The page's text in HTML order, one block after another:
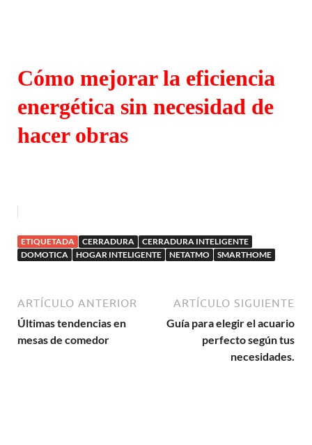
Cómo mejorar la eficiencia
energética sin necesidad de
hacer obras
ETIQUETADA CERRADURA
CERRADURA INTELIGENTE
DOMOTICA
HOGAR INTELIGENTE NETATMO SMARTHOME
ARTÍCULO ANTERIOR
Últimas tendencias en
mesas de comedor
ARTÍCULO SIGUIENTE
Guía para elegir el acuario
perfecto según tus
necesidades.